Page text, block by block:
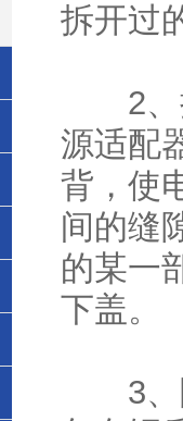
拆开过
2、把
源适配
背，使
间的缝
的某一
下盖。
3、随